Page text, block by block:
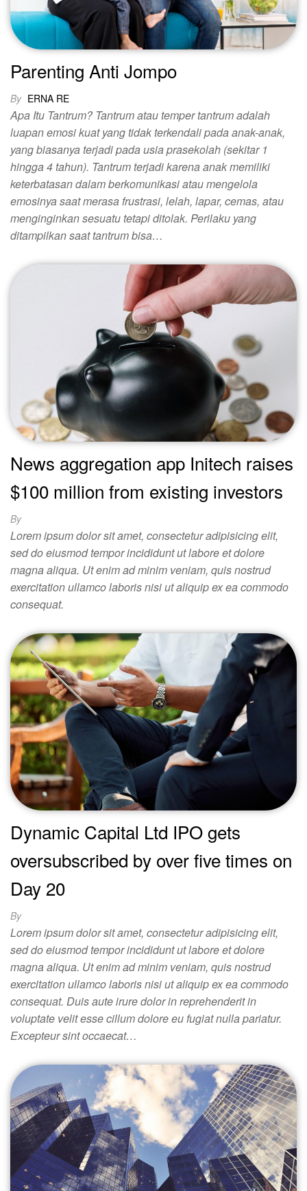
Parenting Anti Jompo
By ERNA RE
Apa Itu Tantrum? Tantrum atau temper tantrum adalah
luapan emosi kuat yang tidak terkendali pada anak-anak,
yang biasanya terjadi pada usia prasekolah (sekitar 1
hingga 4 tahun). Tantrum terjadi karena anak memiliki
keterbatasan dalam berkomunikasi atau mengelola
emosinya saat merasa frustrasi, lelah, lapar, cemas, atau
menginginkan sesuatu tetapi ditolak. Perilaku yang
ditampilkan saat tantrum bisa…
News aggregation app Initech raises
$100 million from existing investors
By
Lorem ipsum dolor sit amet, consectetur adipisicing elit,
sed do eiusmod tempor incididunt ut labore et dolore
magna aliqua. Ut enim ad minim veniam, quis nostrud
exercitation ullamco laboris nisi ut aliquip ex ea commodo
consequat.
Dynamic Capital Ltd IPO gets
oversubscribed by over five times on
Day 20
By
Lorem ipsum dolor sit amet, consectetur adipisicing elit,
sed do eiusmod tempor incididunt ut labore et dolore
magna aliqua. Ut enim ad minim veniam, quis nostrud
exercitation ullamco laboris nisi ut aliquip ex ea commodo
consequat. Duis aute irure dolor in reprehenderit in
voluptate velit esse cillum dolore eu fugiat nulla pariatur.
Excepteur sint occaecat…